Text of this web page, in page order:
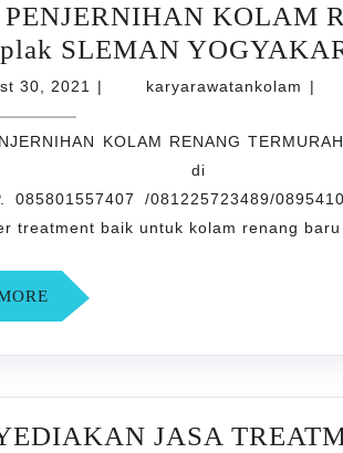
PENJERNIHAN KOLAM
SLEMAN
30, 2021 August
2021
| karyarawatankolam |
KOLAM RENANG
di
085801557407 /081225723489/
treatment baik untuk kolam renang
READ
MORE
JASA